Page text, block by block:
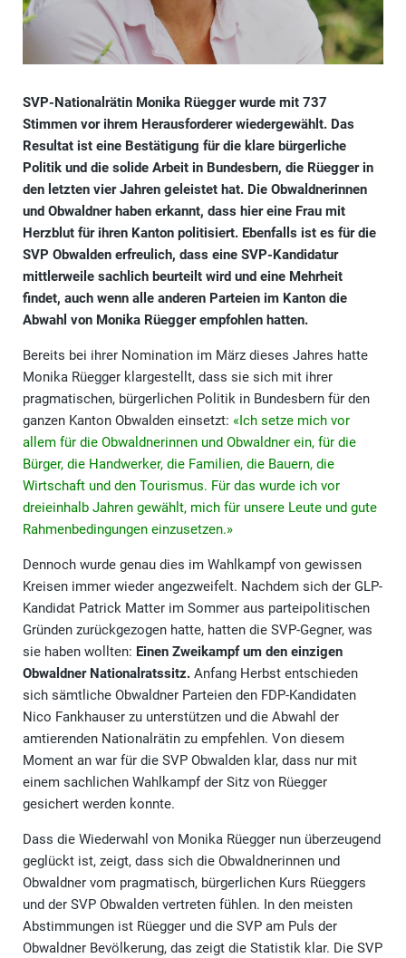
SVP-Nationalrätin Monika Rüegger wurde mit 737
Stimmen vor ihrem Herausforderer wiedergewählt. Das
Resultat ist eine Bestätigung für die klare bürgerliche
Politik und die solide Arbeit in Bundesbern, die Rüegger in
den letzten vier Jahren geleistet hat. Die Obwaldnerinnen
und Obwaldner haben erkannt, dass hier eine Frau mit
Herzblut für ihren Kanton politisiert. Ebenfalls ist es für die
SVP Obwalden erfreulich, dass eine SVP-Kandidatur
mittlerweile sachlich beurteilt wird und eine Mehrheit
findet, auch wenn alle anderen Parteien im Kanton die
Abwahl von Monika Rüegger empfohlen hatten.
Bereits bei ihrer Nomination im März dieses Jahres hatte
Monika Rüegger klargestellt, dass sie sich mit ihrer
pragmatischen, bürgerlichen Politik in Bundesbern für den
ganzen Kanton Obwalden einsetzt: «Ich setze mich vor
allem für die Obwaldnerinnen und Obwaldner ein, für die
Bürger, die Handwerker, die Familien, die Bauern, die
Wirtschaft und den Tourismus. Für das wurde ich vor
dreieinhalb Jahren gewählt, mich für unsere Leute und gute
Rahmenbedingungen einzusetzen.»
Dennoch wurde genau dies im Wahlkampf von gewissen
Kreisen immer wieder angezweifelt. Nachdem sich der GLP-
Kandidat Patrick Matter im Sommer aus parteipolitischen
Gründen zurückgezogen hatte, hatten die SVP-Gegner, was
sie haben wollten: Einen Zweikampf um den einzigen
Obwaldner Nationalratssitz. Anfang Herbst entschieden
sich sämtliche Obwaldner Parteien den FDP-Kandidaten
Nico Fankhauser zu unterstützen und die Abwahl der
amtierenden Nationalrätin zu empfehlen. Von diesem
Moment an war für die SVP Obwalden klar, dass nur mit
einem sachlichen Wahlkampf der Sitz von Rüegger
gesichert werden konnte.
Dass die Wiederwahl von Monika Rüegger nun überzeugend
geglückt ist, zeigt, dass sich die Obwaldnerinnen und
Obwaldner vom pragmatisch, bürgerlichen Kurs Rüeggers
und der SVP Obwalden vertreten fühlen. In den meisten
Abstimmungen ist Rüegger und die SVP am Puls der
Obwaldner Bevölkerung, das zeigt die Statistik klar. Die SVP